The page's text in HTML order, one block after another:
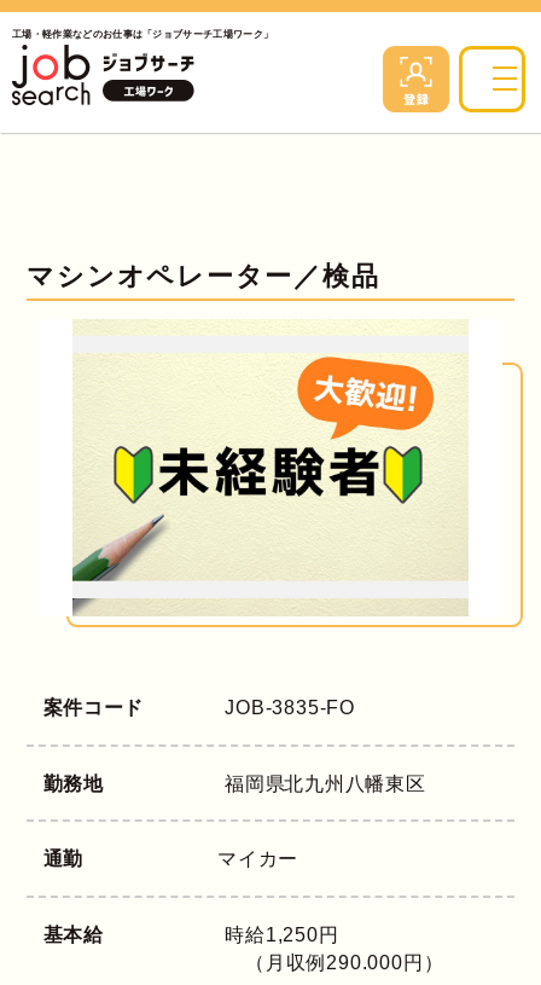
工場・軽作業などのお仕事は「ジョブサーチ工場ワーク」
マシンオペレーター／検品
案件コード JOB-3835-FO
勤務地 福岡県北九州八幡東区
通勤 マイカー
基本給
時給1,250円
（月収例290.000円）